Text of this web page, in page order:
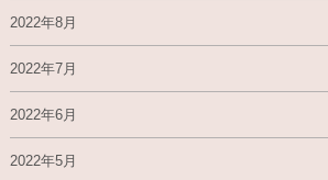
2022年8月
2022年7月
2022年6月
2022年5月